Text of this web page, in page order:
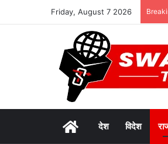
Friday, August 7 2026
Homeदेश विदेश